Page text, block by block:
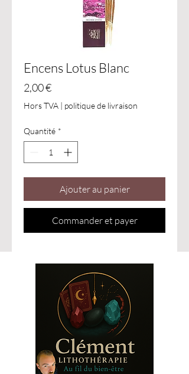
Encens Lotus Blanc
2,00 €Prix
Hors TVA | politique de livraison
Quantité *
Ajouter au panier
Commander et payer